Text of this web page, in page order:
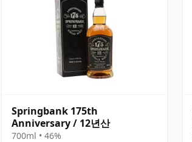
Springbank 175th
Anniversary / 12년산
700ml • 46%